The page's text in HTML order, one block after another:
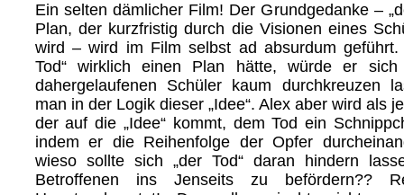
Ein selten dämlicher Film! Der Grundgedanke –
Plan, der kurzfristig durch die Visionen eines
wird – wird im Film selbst ad absurdum geführt.
Tod“ wirklich einen Plan hätte, würde er
dahergelaufenen Schüler kaum durchkreuzen
man in der Logik dieser „Idee“. Alex aber wird als
der auf die „Idee“ kommt, dem Tod ein
indem er die Reihenfolge der Opfer
wieso sollte sich „der Tod“ daran hindern
Betroffenen ins Jenseits zu befördern??